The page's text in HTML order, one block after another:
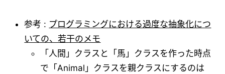
参考 : プログラミングにおける過度な抽象化につ
いての、若干のメモ
「人間」クラスと「馬」クラスを作った時点
で「Animal」クラスを親クラスにするのは